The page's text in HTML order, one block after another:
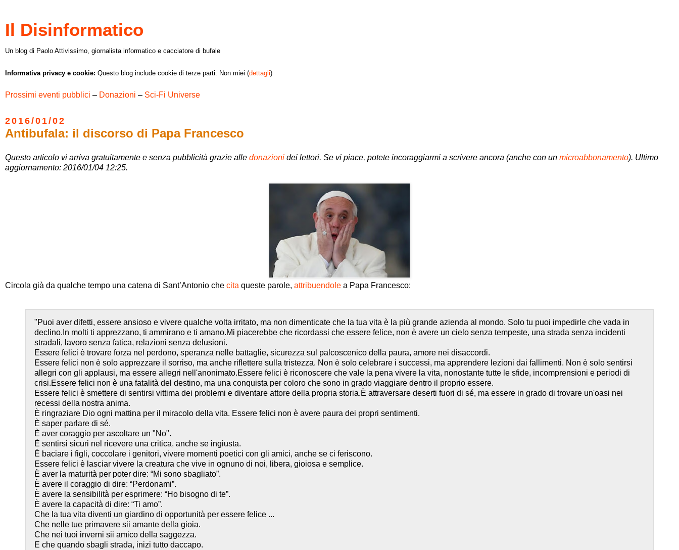
Il Disinformatico
Un blog di Paolo Attivissimo, giornalista informatico e cacciatore di bufale
Informativa privacy e cookie: Questo blog include cookie di terze parti. Non miei (dettagli)
Prossimi eventi pubblici – Donazioni – Sci-Fi Universe
2016/01/02
Antibufala: il discorso di Papa Francesco
Questo articolo vi arriva gratuitamente e senza pubblicità grazie alle donazioni dei lettori. Se vi piace, potete incoraggiarmi a scrivere ancora (anche con un microabbonamento). Ultimo
aggiornamento: 2016/01/04 12:25.
Circola già da qualche tempo una catena di Sant’Antonio che cita queste parole, attribuendole a Papa Francesco:
"Puoi aver difetti, essere ansioso e vivere qualche volta irritato, ma non dimenticate che la tua vita è la più grande azienda al mondo. Solo tu puoi impedirle che vada in
declino.In molti ti apprezzano, ti ammirano e ti amano.Mi piacerebbe che ricordassi che essere felice, non è avere un cielo senza tempeste, una strada senza incidenti
stradali, lavoro senza fatica, relazioni senza delusioni.
Essere felici è trovare forza nel perdono, speranza nelle battaglie, sicurezza sul palcoscenico della paura, amore nei disaccordi.
Essere felici non è solo apprezzare il sorriso, ma anche riflettere sulla tristezza. Non è solo celebrare i successi, ma apprendere lezioni dai fallimenti. Non è solo sentirsi
allegri con gli applausi, ma essere allegri nell'anonimato.Essere felici è riconoscere che vale la pena vivere la vita, nonostante tutte le sfide, incomprensioni e periodi di
crisi.Essere felici non è una fatalità del destino, ma una conquista per coloro che sono in grado viaggiare dentro il proprio essere.
Essere felici è smettere di sentirsi vittima dei problemi e diventare attore della propria storia.È attraversare deserti fuori di sé, ma essere in grado di trovare un'oasi nei
recessi della nostra anima.
È ringraziare Dio ogni mattina per il miracolo della vita. Essere felici non è avere paura dei propri sentimenti.
È saper parlare di sé.
È aver coraggio per ascoltare un "No".
È sentirsi sicuri nel ricevere una critica, anche se ingiusta.
È baciare i figli, coccolare i genitori, vivere momenti poetici con gli amici, anche se ci feriscono.
Essere felici è lasciar vivere la creatura che vive in ognuno di noi, libera, gioiosa e semplice.
È aver la maturità per poter dire: “Mi sono sbagliato”.
È avere il coraggio di dire: “Perdonami”.
È avere la sensibilità per esprimere: “Ho bisogno di te”.
È avere la capacità di dire: “Ti amo”.
Che la tua vita diventi un giardino di opportunità per essere felice ...
Che nelle tue primavere sii amante della gioia.
Che nei tuoi inverni sii amico della saggezza.
E che quando sbagli strada, inizi tutto daccapo.